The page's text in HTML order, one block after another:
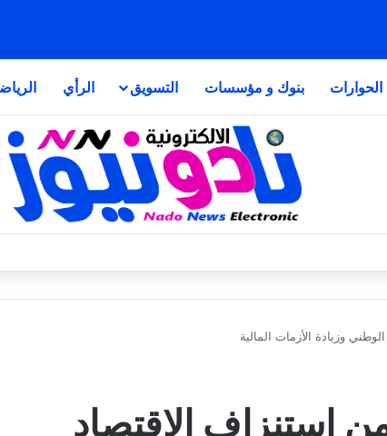
الحوارات بنوك و مؤسسات التسويق الرأي
وزيادة الأزمات المالية
استنزاف الاقتصاد